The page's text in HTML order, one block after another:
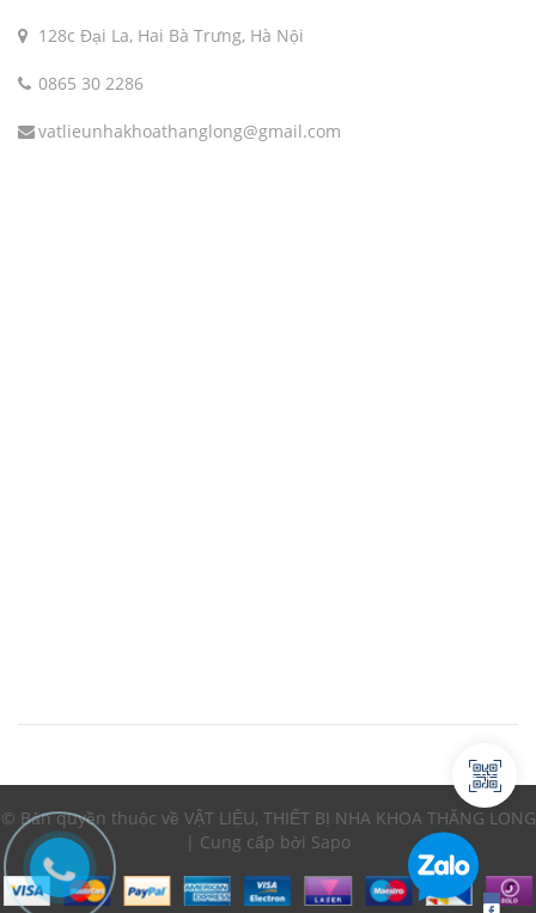
128c Đại La, Hai Bà Trưng, Hà Nội
0865 30 2286
vatlieunhakhoathanglong@gmail.com
© Bản quyền thuộc về VẬT LIỆU, THIẾT BỊ NHA KHOA THĂNG LONG
| Cung cấp bởi Sapo